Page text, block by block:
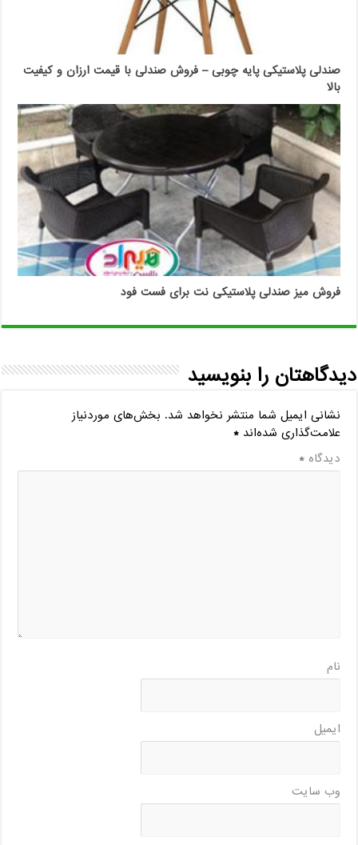
صندلی پلاستیکی پایه چوبی – فروش صندلی با قیمت ارزان و کیفیت
بالا
فروش میز صندلی پلاستیکی نت برای فست فود
دیدگاهتان را بنویسید
نشانی ایمیل شما منتشر نخواهد شد. بخش‌های موردنیاز
علامت‌گذاری شده‌اند*
دیدگاه*
نام
ایمیل
وب‌ سایت